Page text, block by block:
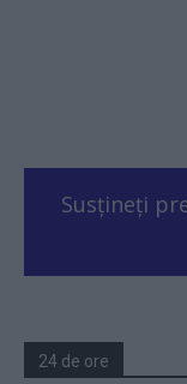
Susțineți
24 de ore